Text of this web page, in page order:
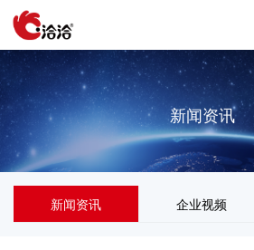
新闻资讯
新闻资讯 企业视频